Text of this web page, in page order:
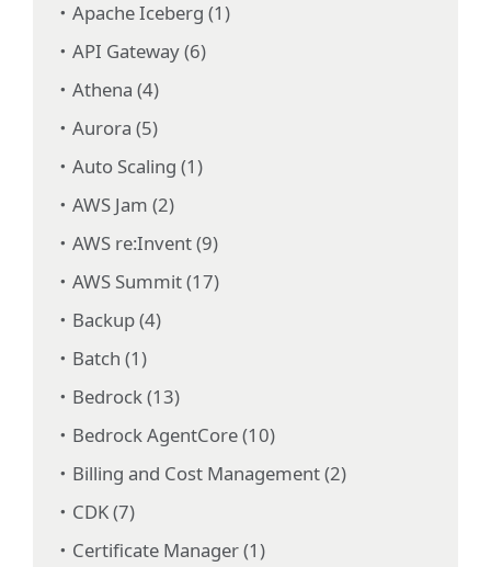
Apache Iceberg (1)
API Gateway (6)
Athena (4)
Aurora (5)
Auto Scaling (1)
AWS Jam (2)
AWS re:Invent (9)
AWS Summit (17)
Backup (4)
Batch (1)
Bedrock (13)
Bedrock AgentCore (10)
Billing and Cost Management (2)
CDK (7)
Certificate Manager (1)